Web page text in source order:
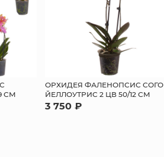
СМ
ОРХИДЕЯ ФАЛЕНОПСИС СОГО
ЙЕЛЛОУТРИС 2 ЦВ 50/12 СМ
3 750 ₽